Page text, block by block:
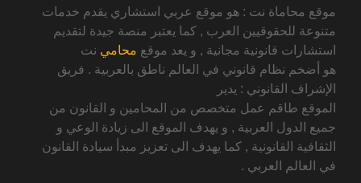
موقع محاماة نت : هو موقع عربي استشاري يقدم خدمات
متنوعة للحقوقيين العرب , كما يعتبر منصة جيدة لتقديم
استشارات قانونية مجانية , و يعد موقع محامي نت
هو أضخم نظام قانوني في العالم ناطق بالعربية . فريق
الإشراف القانوني : يدير
الموقع طاقم عمل متخصص من المحامين و القانون من
جميع الدول العربية , و يهدف الموقع الى زيادة الوعي و
الثقافية القانونية , كما يهدف الى تعزيز مبدأ سيادة القانون
في العالم العربي .